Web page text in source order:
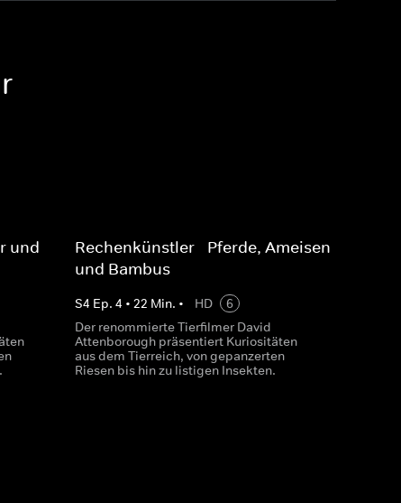
und
Rechenkünstler - Pferde, Ameisen
und Bambus
S4 Ep. 4 • 22 Min. • HD
6
Der renommierte Tierfilmer David
Attenborough präsentiert Kuriositäten
aus dem Tierreich, von gepanzerten
Riesen bis hin zu listigen Insekten.